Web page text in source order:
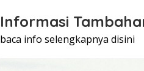
Informasi
baca info selengkapnya disini